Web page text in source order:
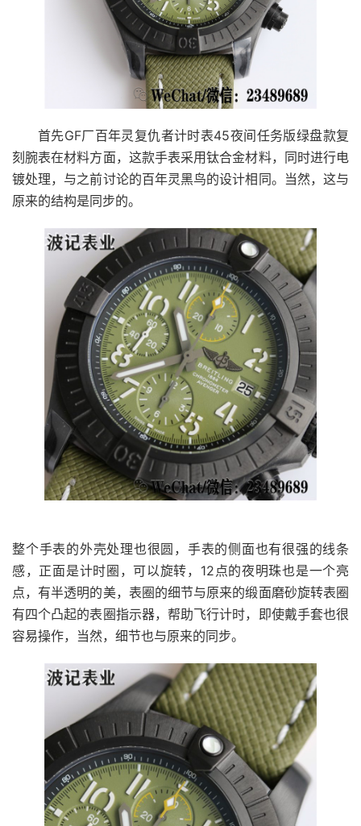
首先GF厂百年灵复仇者计时表45夜间任务版绿盘款复
刻腕表在材料方面，这款手表采用钛合金材料，同时进行电
镀处理，与之前讨论的百年灵黑鸟的设计相同。当然，这与
原来的结构是同步的。
整个手表的外壳处理也很圆，手表的侧面也有很强的线条
感，正面是计时圈，可以旋转，12点的夜明珠也是一个亮
点，有半透明的美，表圈的细节与原来的缎面磨砂旋转表圈
有四个凸起的表圈指示器，帮助飞行计时，即使戴手套也很
容易操作，当然，细节也与原来的同步。